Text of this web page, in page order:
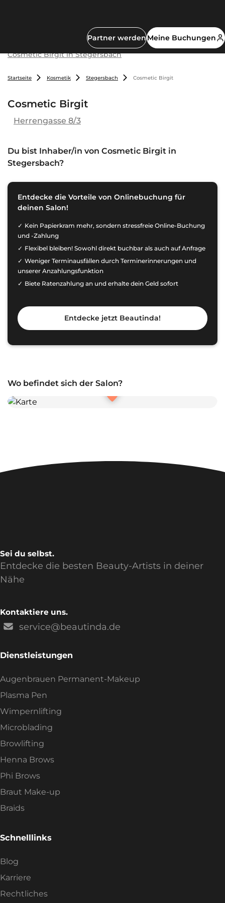
Partner werdenMeine Buchungen
Cosmetic Birgit in Stegersbach
Startseite Kosmetik Stegersbach Cosmetic Birgit
Cosmetic Birgit
Herrengasse 8/3
Du bist Inhaber/in von Cosmetic Birgit in
Stegersbach?
Entdecke die Vorteile von Onlinebuchung für
deinen Salon!
Kein Papierkram mehr, sondern stressfreie Online-Buchung
und -Zahlung
Flexibel bleiben! Sowohl direkt buchbar als auch auf Anfrage
Weniger Terminausfällen durch Terminerinnerungen und
unserer Anzahlungsfunktion
Biete Ratenzahlung an und erhalte dein Geld sofort
Entdecke jetzt Beautinda!
Wo befindet sich der Salon?
Sei du selbst.
Entdecke die besten Beauty-Artists in deiner
Nähe
Kontaktiere uns.
service@beautinda.de
Dienstleistungen
Augenbrauen Permanent-Makeup
Plasma Pen
Wimpernlifting
Microblading
Browlifting
Henna Brows
Phi Brows
Braut Make-up
Braids
Schnelllinks
Blog
Karriere
Rechtliches